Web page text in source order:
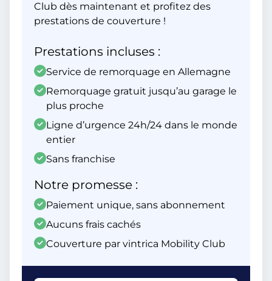
Club dès maintenant et profitez des
prestations de couverture !
Prestations incluses :
Service de remorquage en Allemagne
Remorquage gratuit jusqu’au garage le
plus proche
Ligne d’urgence 24h/24 dans le monde
entier
Sans franchise
Notre promesse :
Paiement unique, sans abonnement
Aucuns frais cachés
Couverture par vintrica Mobility Club